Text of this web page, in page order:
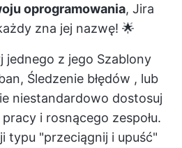
oprogramowania, Jira
zna jej nazwę! 🌟
jednego z jego Szablony
Śledzenie błędów , lub
niestandardowo dostosuj
i rosnącego zespołu.
typu "przeciągnij i upuść"